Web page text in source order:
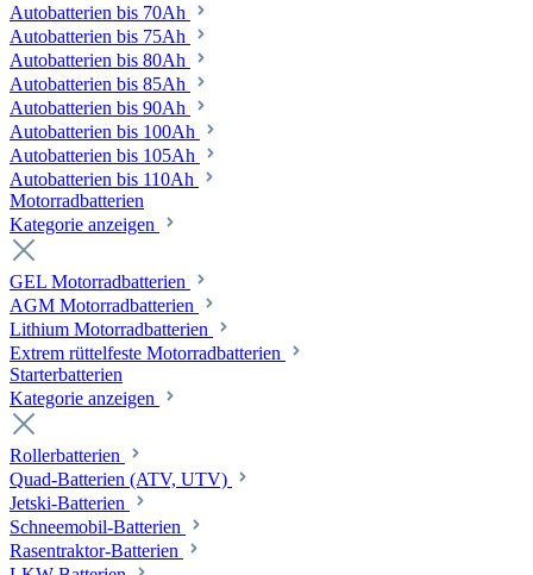
Autobatterien bis 70Ah
Autobatterien bis 75Ah
Autobatterien bis 80Ah
Autobatterien bis 85Ah
Autobatterien bis 90Ah
Autobatterien bis 100Ah
Autobatterien bis 105Ah
Autobatterien bis 110Ah
Motorradbatterien
Kategorie anzeigen
GEL Motorradbatterien
AGM Motorradbatterien
Lithium Motorradbatterien
Extrem rüttelfeste Motorradbatterien
Starterbatterien
Kategorie anzeigen
Rollerbatterien
Quad-Batterien (ATV, UTV)
Jetski-Batterien
Schneemobil-Batterien
Rasentraktor-Batterien